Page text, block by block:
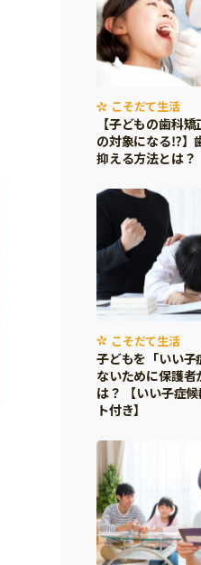
こそだて生活
【子どもの歯科
の対象になる⁉】
抑える方法とは？
こそだて生活
子どもを「いい子
ないために保護者
は？ 【いい子症
ト付き】